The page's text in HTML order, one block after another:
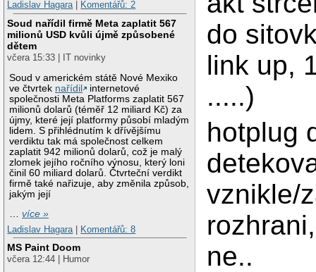
Ladislav Hagara| Komentářů: 2
Soud nařídil firmě Meta zaplatit 567
milionů USD kvůli újmě způsobené
dětem
včera 15:33 | IT novinky
Soud v americkém státě Nové Mexiko
ve čtvrtek nařídil
internetové
společnosti Meta Platforms zaplatit 567
milionů dolarů (téměř 12 miliard Kč) za
újmy, které její platformy působí mladým
lidem. S přihlédnutím k dřívějšímu
verdiktu tak má společnost celkem
zaplatit 942 milionů dolarů, což je malý
zlomek jejího ročního výnosu, který loni
činil 60 miliard dolarů. Čtvrteční verdikt
firmě také nařizuje, aby změnila způsob,
jakým její
…více »
Ladislav Hagara
Komentářů: 8
MS Paint Doom
včera 12:44 | Humor
do
link up,
.....)
hotplug
vznikle/
ne..